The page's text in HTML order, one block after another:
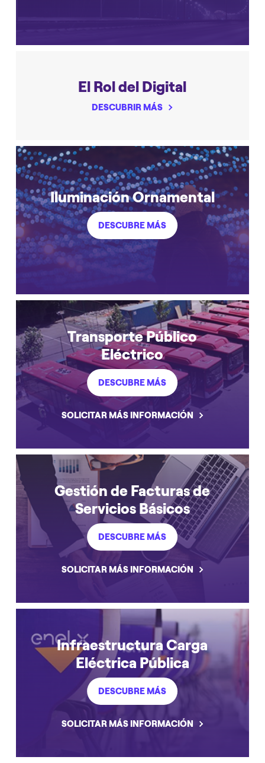
El Rol del Digital
DESCUBRIR MÁS
Iluminación Ornamental
DESCUBRE MÁS
Transporte Público
Eléctrico
DESCUBRE MÁS
SOLICITAR MÁS INFORMACIÓN
Gestión de Facturas de
Servicios Básicos
DESCUBRE MÁS
SOLICITAR MÁS INFORMACIÓN
Infraestructura Carga
Eléctrica Pública
DESCUBRE MÁS
SOLICITAR MÁS INFORMACIÓN